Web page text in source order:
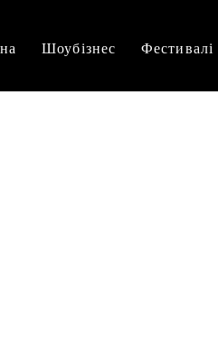
Шоубізнес Фестивалі